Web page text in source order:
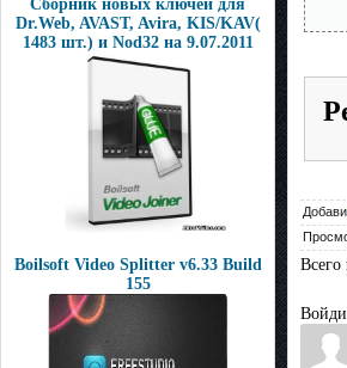
Сборник новых ключей для
Dr.Web, AVAST, Avira, KIS/KAV(
1483 шт.) и Nod32 на 9.07.2011
Boilsoft Video Splitter v6.33 Build
155
Всего